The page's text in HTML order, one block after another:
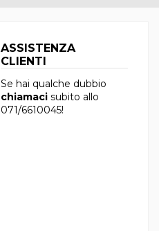
ASSISTENZA
CLIENTI
Se hai qualche dubbio
chiamacisubito allo
071/6610045!